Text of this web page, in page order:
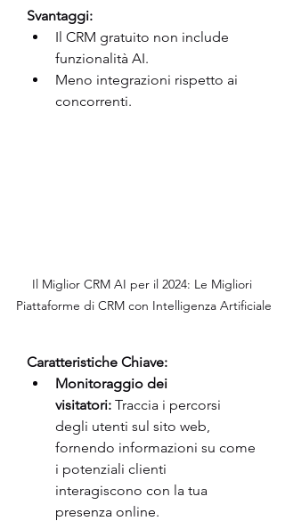
Svantaggi:
Il CRM gratuito non include
funzionalità AI.
Meno integrazioni rispetto ai
concorrenti.
Il Miglior CRM AI per il 2024: Le Migliori
Piattaforme di CRM con Intelligenza Artificiale
Caratteristiche Chiave:
Monitoraggio dei
visitatori: Traccia i percorsi
degli utenti sul sito web,
fornendo informazioni su come
i potenziali clienti
interagiscono con la tua
presenza online.